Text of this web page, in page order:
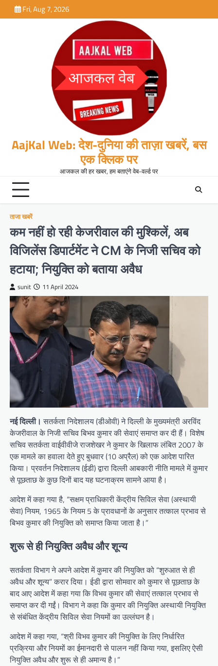
to
Fri, Aug 7, 2026
AajKal Web: देश-दुनिया की ताज़ा खबरें, बस
एक क्लिक पर
आजकल की हर खबर, हम बताएंगे वेब-वर्ल्ड पर
ताजा खबरें
कम नहीं हो रही केजरीवाल की मुश्किलें, अब
विजिलेंस डिपार्टमेंट ने CM के निजी सचिव को
हटाया; नियुक्ति को बताया अवैध
sunit 11 April 2024
नई दिल्ली। सतर्कता निदेशालय (डीओवी) ने दिल्ली के मुख्यमंत्री अरविंद
केजरीवाल के निजी सचिव बिभव कुमार की सेवाएं समाप्त कर दी हैं। विशेष
सचिव सतर्कता वाईवीवीजे राजशेखर ने कुमार के खिलाफ लंबित 2007 के
एक मामले का हवाला देते हुए बुधवार (10 अप्रैल) को एक आदेश पारित
किया। प्रवर्तन निदेशालय (ईडी) द्वारा दिल्ली आबकारी नीति मामले में कुमार
से पूछताछ के कुछ दिनों बाद यह घटनाक्रम सामने आया है।
आदेश में कहा गया है, “सक्षम प्राधिकारी केंद्रीय सिविल सेवा (अस्थायी
सेवा) नियम, 1965 के नियम 5 के प्रावधानों के अनुसार तत्काल प्रभाव से
बिभव कुमार की नियुक्ति को समाप्त किया जाता है।”
शुरू से ही नियुक्ति अवैध और शून्य
सतर्कता विभाग ने अपने आदेश में कुमार की नियुक्ति को “शुरुआत से ही
अवैध और शून्य” करार दिया। ईडी द्वारा सोमवार को कुमार से पूछताछ के
बाद आए आदेश में कहा गया कि विभव कुमार की सेवाएं तत्काल प्रभाव से
समाप्त कर दी गईं। विभाग ने कहा कि कुमार की नियुक्ति अस्थायी नियुक्ति
से संबंधित केंद्रीय सिविल सेवा नियमों का उल्लंघन है।
आदेश में कहा गया, “श्री विभव कुमार की नियुक्ति के लिए निर्धारित
प्रक्रिया और नियमों का ईमानदारी से पालन नहीं किया गया, इसलिए ऐसी
नियुक्ति अवैध और शुरू से ही अमान्य है।”